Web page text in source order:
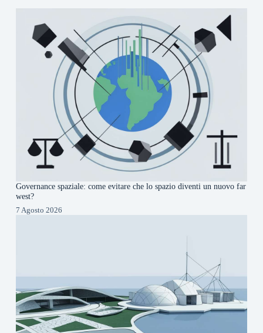
Governance spaziale: come evitare che lo spazio diventi un nuovo far
west?
7 Agosto 2026